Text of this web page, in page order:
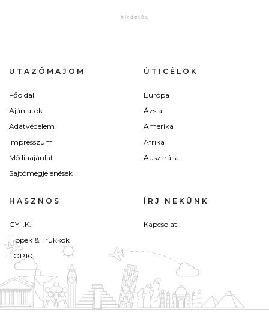
UTAZÓMAJOM
Főoldal
Ajánlatok
Adatvédelem
Impresszum
Médiaajánlat
Sajtómegjelenések
ÚTICÉLOK
Európa
Ázsia
Amerika
Afrika
Ausztrália
HASZNOS
GY.I.K.
Tippek & Trükkök
TOP10
ÍRJ NEKÜNK
Kapcsolat